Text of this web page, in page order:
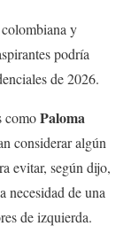
y
podría
de 2026.
comoPaloma
considerar algún
evitar, según dijo,
necesidad de una
de izquierda.